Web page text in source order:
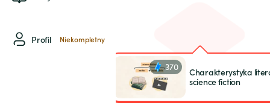
Profil Niekompletny
370
Charakterystyka
science fiction